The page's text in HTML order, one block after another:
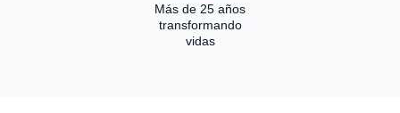
Más de 25 años
transformando
vidas